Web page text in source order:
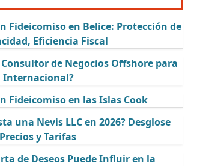
Fideicomiso en Belice: Protección de
Eficiencia Fiscal
de Negocios Offshore para
Internacional?
Fideicomiso en las Islas Cook
una Nevis LLC en 2026? Desglose
y Tarifas
de Deseos Puede Influir en la